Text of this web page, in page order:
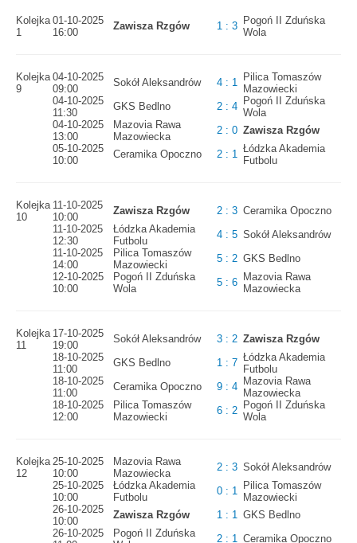
Kolejka
1
01-10-2025
16:00
Zawisza Rzgów 1 : 3 Pogoń II Zduńska
Wola
Kolejka
9
04-10-2025
09:00
Sokół Aleksandrów 4 : 1 Pilica Tomaszów
Mazowiecki
04-10-2025
11:30
GKS Bedlno 2 : 4 Pogoń II Zduńska
Wola
04-10-2025
13:00
Mazovia Rawa
Mazowiecka
2 : 0 Zawisza Rzgów
05-10-2025
10:00
Ceramika Opoczno 2 : 1 Łódzka Akademia
Futbolu
Kolejka
10
11-10-2025
10:00
Zawisza Rzgów 2 : 3 Ceramika Opoczno
11-10-2025
12:30
Łódzka Akademia
Futbolu
4 : 5 Sokół Aleksandrów
11-10-2025
14:00
Pilica Tomaszów
Mazowiecki
5 : 2 GKS Bedlno
12-10-2025
10:00
Pogoń II Zduńska
Wola
5 : 6 Mazovia Rawa
Mazowiecka
Kolejka
11
17-10-2025
19:00
Sokół Aleksandrów 3 : 2 Zawisza Rzgów
18-10-2025
11:00
GKS Bedlno 1 : 7 Łódzka Akademia
Futbolu
18-10-2025
11:00
Ceramika Opoczno 9 : 4 Mazovia Rawa
Mazowiecka
18-10-2025
12:00
Pilica Tomaszów
Mazowiecki
6 : 2 Pogoń II Zduńska
Wola
Kolejka
12
25-10-2025
10:00
Mazovia Rawa
Mazowiecka
2 : 3 Sokół Aleksandrów
25-10-2025
10:00
Łódzka Akademia
Futbolu
0 : 1 Pilica Tomaszów
Mazowiecki
26-10-2025
10:00
Zawisza Rzgów 1 : 1 GKS Bedlno
26-10-2025
Pogoń II Zduńska
2 : 1 Ceramika Opoczno